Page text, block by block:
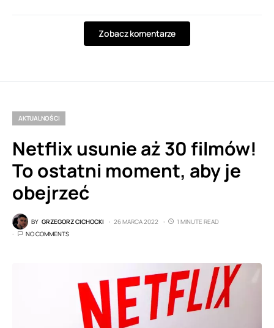
Zobacz komentarze
AKTUALNOŚCI
Netflix usunie aż 30 filmów!
To ostatni moment, aby je
obejrzeć
BY GRZEGORZ CICHOCKI 26 MARCA 2022
1 MINUTE READ
NO COMMENTS